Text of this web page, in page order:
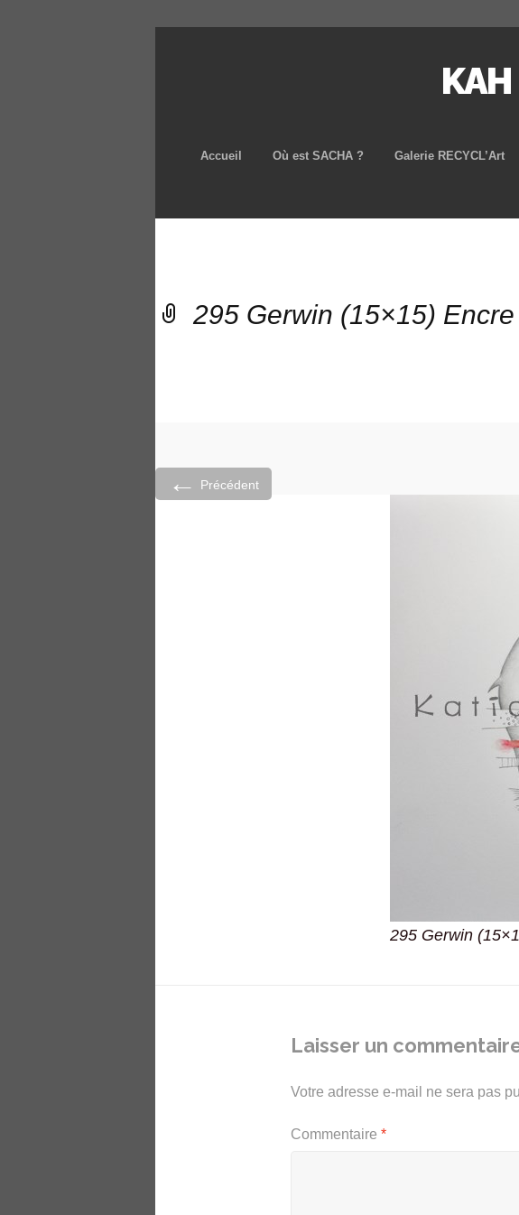
Accueil Où est SACHA ? Galerie RECYCL’Art
295 Gerwin (15×15)
← Précédent
295 Gerwin
Laisser un
Votre adresse e-mail ne sera pas
Commentaire *